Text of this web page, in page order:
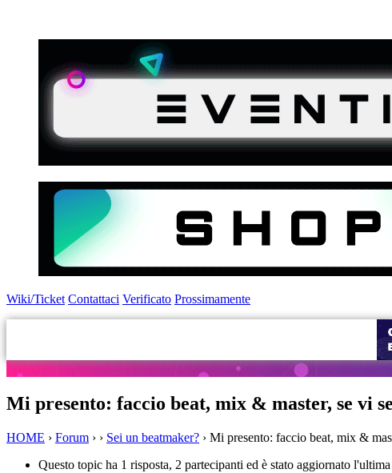
Wiki/Ticket Contattaci Verificato Prossimamente
Mi presento: faccio beat, mix & master, se vi
HOME › Forum › › Sei un beatmaker? › Mi presento: faccio beat, mix &
Questo topic ha 1 risposta, 2 partecipanti ed è stato aggiornato